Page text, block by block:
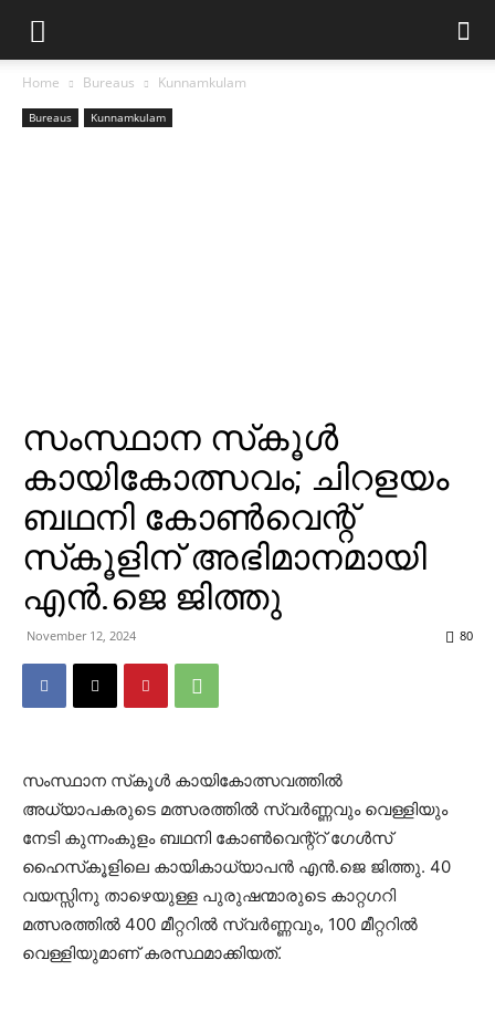
Home Bureaus Kunnamkulam
Bureaus Kunnamkulam
സംസ്ഥാന സ്‌കൂള്‍
കായികോത്സവം; ചിറളയം
ബഥനി കോണ്‍വെന്റ്‌
സ്‌കൂളിന് അഭിമാനമായി
എന്‍.ജെ ജിത്തു
November 12, 2024 80
സംസ്ഥാന സ്‌കൂള്‍ കായികോത്സവത്തില്‍
അധ്യാപകരുടെ മത്സരത്തില്‍ സ്വര്‍ണ്ണവും വെള്ളിയും
നേടി കുന്നംകുളം ബഥനി കോണ്‍വെന്റ്‌റ് ഗേള്‍സ്
ഹൈസ്‌കൂളിലെ കായികാധ്യാപന്‍ എന്‍.ജെ ജിത്തു. 40
വയസ്സിനു താഴെയുള്ള പുരുഷന്മാരുടെ കാറ്റഗറി
മത്സരത്തില്‍ 400 മീറ്ററില്‍ സ്വര്‍ണ്ണവും, 100 മീറ്ററില്‍
വെള്ളിയുമാണ് കരസ്ഥമാക്കിയത്.